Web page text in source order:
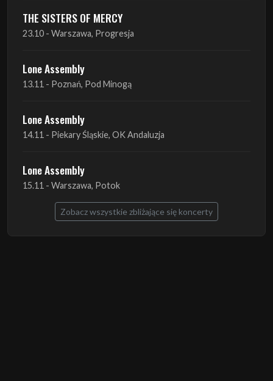
THE SISTERS OF MERCY
23.10 - Warszawa, Progresja
Lone Assembly
13.11 - Poznań, Pod Minogą
Lone Assembly
14.11 - Piekary Śląskie, OK Andaluzja
Lone Assembly
15.11 - Warszawa, Potok
Zobacz wszystkie zbliżające się koncerty